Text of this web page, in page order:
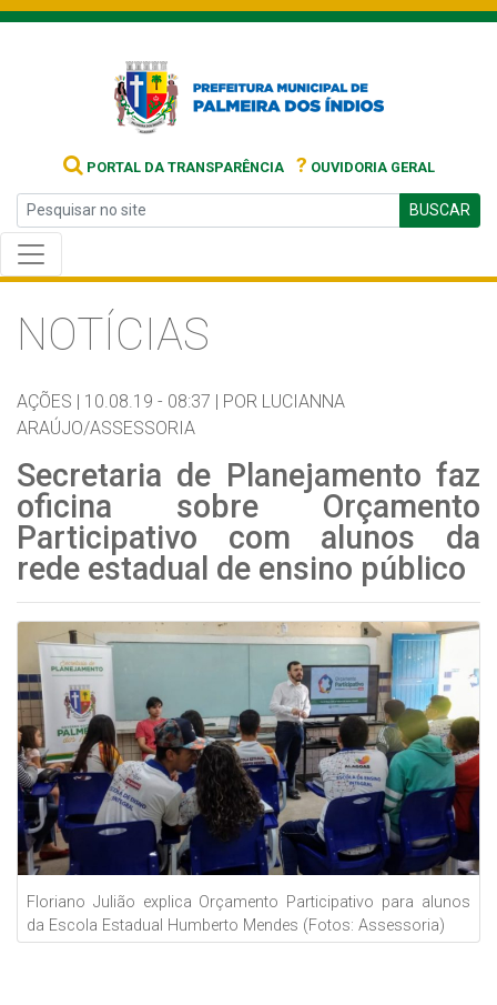
PORTAL DA TRANSPARÊNCIA ? OUVIDORIA GERAL
BUSCAR
NOTÍCIAS
AÇÕES | 10.08.19 - 08:37 | POR LUCIANNA
ARAÚJO/ASSESSORIA
Secretaria de Planejamento faz
oficina sobre Orçamento
Participativo com alunos da
rede estadual de ensino público
Floriano Julião explica Orçamento Participativo para alunos
da Escola Estadual Humberto Mendes (Fotos: Assessoria)